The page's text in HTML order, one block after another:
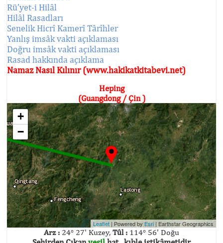
Rü'yet-i Hilâl
Hilâl Rasadları
Senelik Hicrî Kamerî Târîhler
Yanlış imsâk vakti açıklaması
Doğru imsâk vakti açıklaması
Rasad hakkında açıklama
Namaz Nasıl Kılınır (www.hakikatkitabevi.net)
Heping
(Guangdong / Çin )
+
−
Leaflet | Powered by Esri | Earthstar Geographics
Arz : 24° 27' Kuzey, Tûl : 114° 56' Doğu